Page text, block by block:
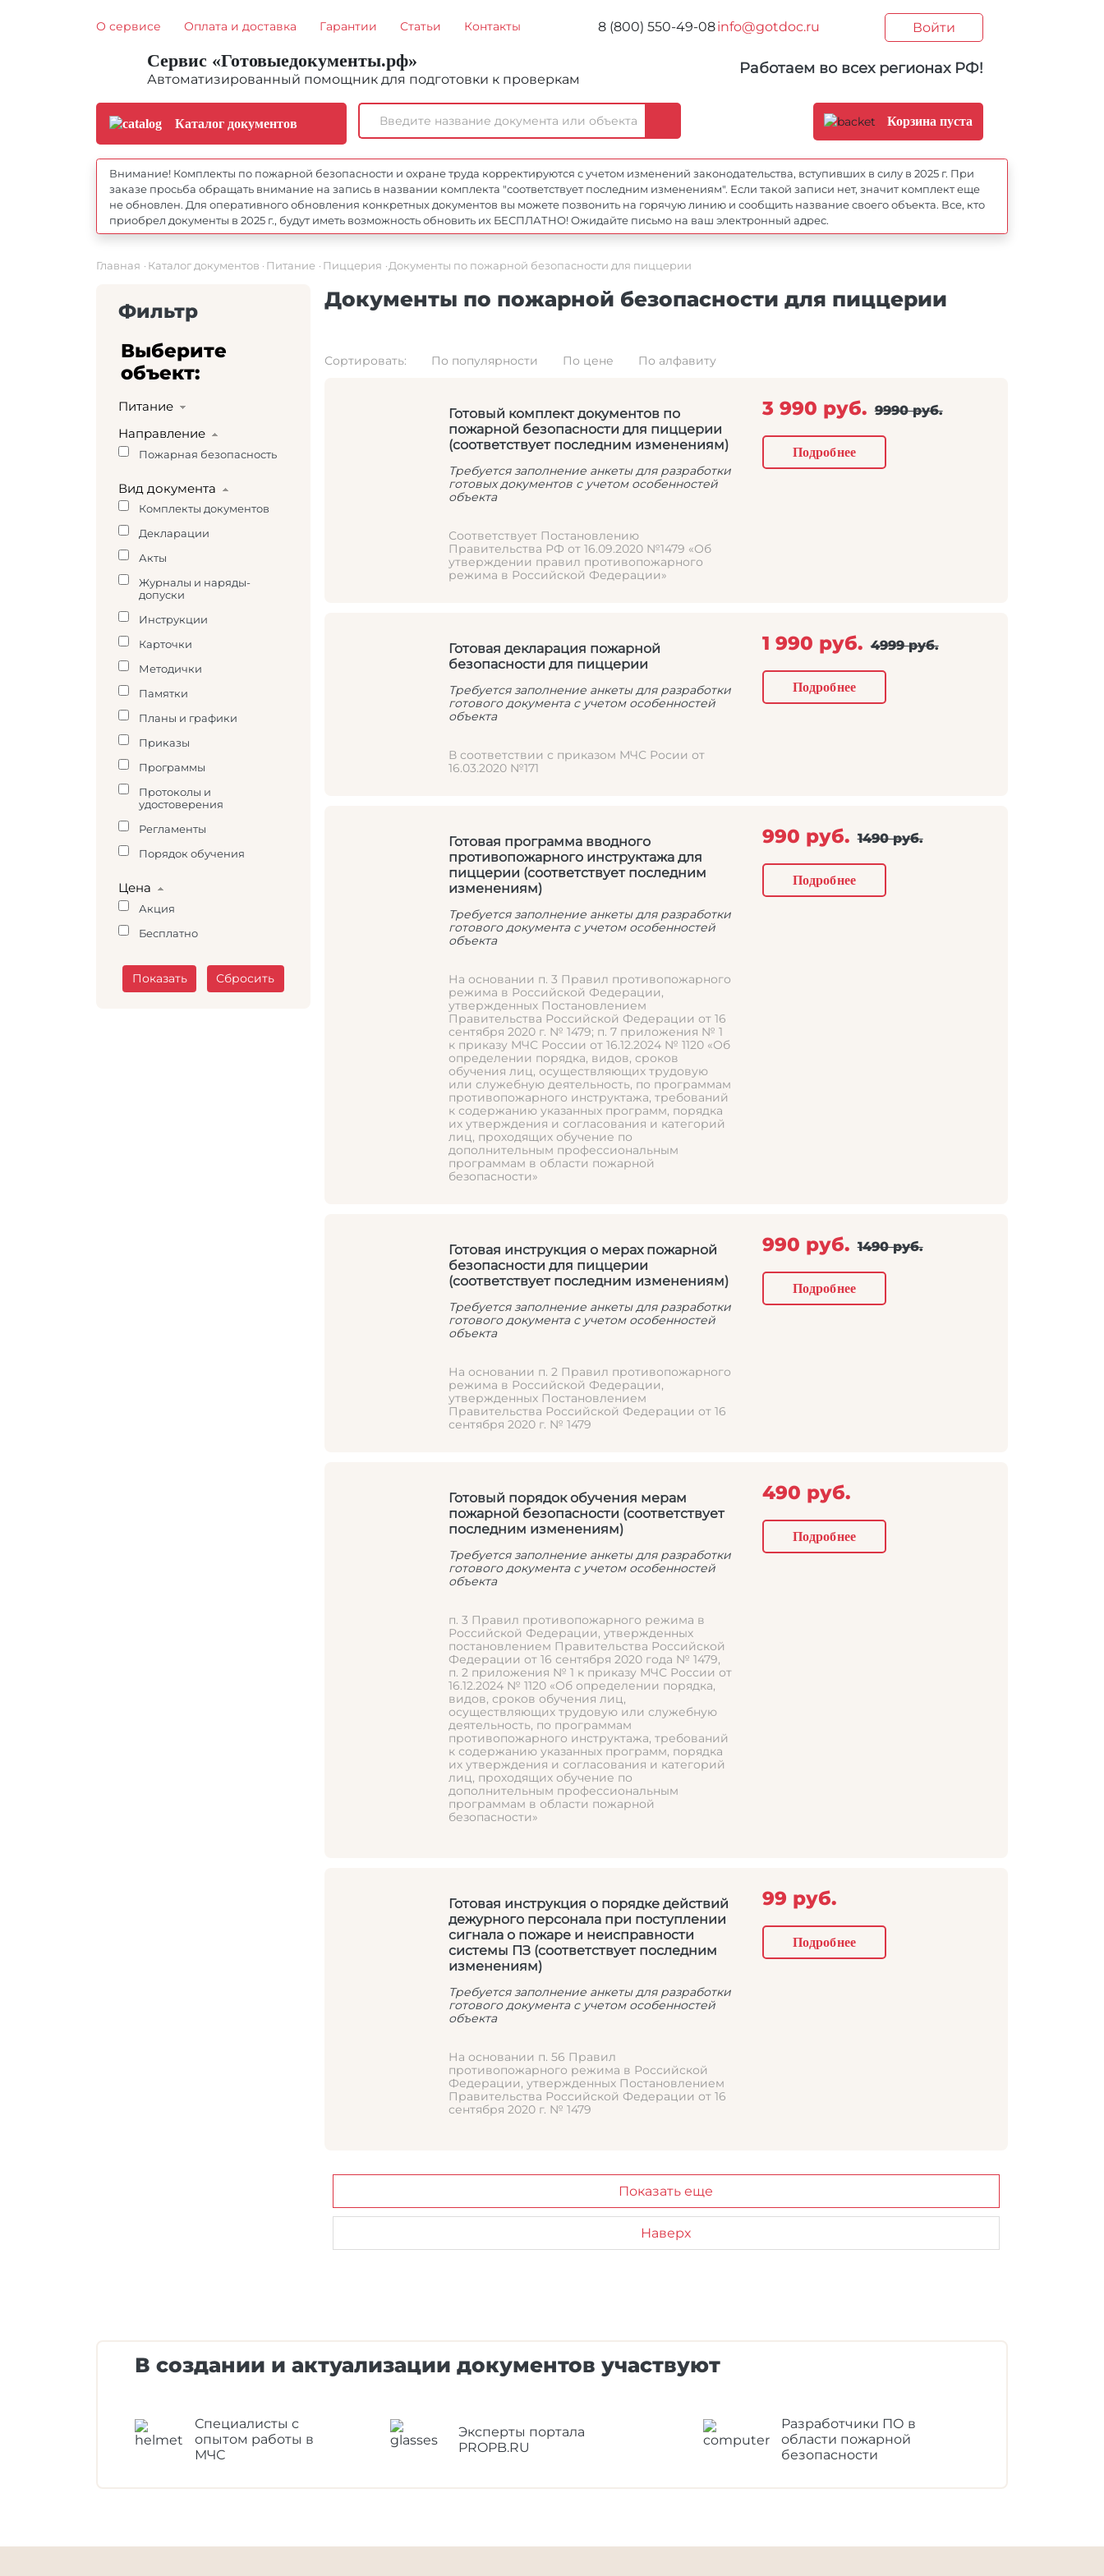
О сервисе Оплата и доставка Гарантии Статьи Контакты 8 (800) 550-49-08info@gotdoc.ru Войти
Сервис «Готовыедокументы.рф»
Автоматизированный помощник для подготовки к проверкам
Работаем во всех регионах РФ!
Каталог документов Корзина пуста
Внимание! Комплекты по пожарной безопасности и охране труда корректируются с учетом изменений законодательства, вступивших в силу в 2025 г. При
заказе просьба обращать внимание на запись в названии комплекта "соответствует последним изменениям". Если такой записи нет, значит комплект еще
не обновлен. Для оперативного обновления конкретных документов вы можете позвонить на горячую линию и сообщить название своего объекта. Все, кто
приобрел документы в 2025 г., будут иметь возможность обновить их БЕСПЛАТНО! Ожидайте письмо на ваш электронный адрес.
Главная Каталог документов Питание Пиццерия Документы по пожарной безопасности для пиццерии
Фильтр
Выберите
объект:
Питание
Направление
Пожарная безопасность
Вид документа
Комплекты документов
Декларации
Акты
Журналы и наряды-
допуски
Инструкции
Карточки
Методички
Памятки
Планы и графики
Приказы
Программы
Протоколы и
удостоверения
Регламенты
Порядок обучения
Цена
Акция
Бесплатно
Документы по пожарной безопасности для пиццерии
Сортировать: По популярности По цене По алфавиту
Готовый комплект документов по
пожарной безопасности для пиццерии
(соответствует последним изменениям)
Требуется заполнение анкеты для разработки
готовых документов с учетом особенностей
объекта
Соответствует Постановлению
Правительства РФ от 16.09.2020 №1479 «Об
утверждении правил противопожарного
режима в Российской Федерации»
3 990 руб. 9990 руб.
Подробнее
Готовая декларация пожарной
безопасности для пиццерии
Требуется заполнение анкеты для разработки
готового документа с учетом особенностей
объекта
В соответствии с приказом МЧС Росии от
16.03.2020 №171
1 990 руб. 4999 руб.
Подробнее
Готовая программа вводного
противопожарного инструктажа для
пиццерии (соответствует последним
изменениям)
Требуется заполнение анкеты для разработки
готового документа с учетом особенностей
объекта
На основании п. 3 Правил противопожарного
режима в Российской Федерации,
утвержденных Постановлением
Правительства Российской Федерации от 16
сентября 2020 г. № 1479; п. 7 приложения № 1
к приказу МЧС России от 16.12.2024 № 1120 «Об
определении порядка, видов, сроков
обучения лиц, осуществляющих трудовую
или служебную деятельность, по программам
противопожарного инструктажа, требований
к содержанию указанных программ, порядка
их утверждения и согласования и категорий
лиц, проходящих обучение по
дополнительным профессиональным
программам в области пожарной
безопасности»
990 руб. 1490 руб.
Подробнее
Готовая инструкция о мерах пожарной
безопасности для пиццерии
(соответствует последним изменениям)
Требуется заполнение анкеты для разработки
готового документа с учетом особенностей
объекта
На основании п. 2 Правил противопожарного
режима в Российской Федерации,
утвержденных Постановлением
Правительства Российской Федерации от 16
сентября 2020 г. № 1479
990 руб. 1490 руб.
Подробнее
Готовый порядок обучения мерам
пожарной безопасности (соответствует
последним изменениям)
Требуется заполнение анкеты для разработки
готового документа с учетом особенностей
объекта
п. 3 Правил противопожарного режима в
Российской Федерации, утвержденных
постановлением Правительства Российской
Федерации от 16 сентября 2020 года № 1479,
п. 2 приложения № 1 к приказу МЧС России от
16.12.2024 № 1120 «Об определении порядка,
видов, сроков обучения лиц,
осуществляющих трудовую или служебную
деятельность, по программам
противопожарного инструктажа, требований
к содержанию указанных программ, порядка
их утверждения и согласования и категорий
лиц, проходящих обучение по
дополнительным профессиональным
программам в области пожарной
безопасности»
490 руб.
Подробнее
Готовая инструкция о порядке действий
дежурного персонала при поступлении
сигнала о пожаре и неисправности
системы ПЗ (соответствует последним
изменениям)
Требуется заполнение анкеты для разработки
готового документа с учетом особенностей
объекта
На основании п. 56 Правил
противопожарного режима в Российской
Федерации, утвержденных Постановлением
Правительства Российской Федерации от 16
сентября 2020 г. № 1479
99 руб.
Подробнее
Показать еще
Наверх
В создании и актуализации документов участвуют
Специалисты с
опытом работы в
МЧС
Эксперты портала
PROPB.RU
Разработчики ПО в
области пожарной
безопасности